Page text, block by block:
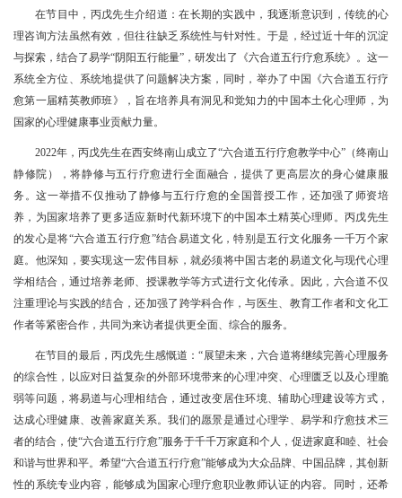
在节目中，丙戊先生介绍道：在长期的实践中，我逐渐意识到，传统的心
理咨询方法虽然有效，但往往缺乏系统性与针对性。于是，经过近十年的沉淀
与探索，结合了易学“阴阳五行能量”，研发出了《六合道五行疗愈系统》。这一
系统全方位、系统地提供了问题解决方案，同时，举办了中国《六合道五行疗
愈第一届精英教师班》，旨在培养具有洞见和觉知力的中国本土化心理师，为
国家的心理健康事业贡献力量。
2022年，丙戊先生在西安终南山成立了“六合道五行疗愈教学中心”（终南山
静修院），将静修与五行疗愈进行全面融合，提供了更高层次的身心健康服
务。这一举措不仅推动了静修与五行疗愈的全国普授工作，还加强了师资培
养，为国家培养了更多适应新时代新环境下的中国本土精英心理师。丙戊先生
的发心是将“六合道五行疗愈”结合易道文化，特别是五行文化服务一千万个家
庭。他深知，要实现这一宏伟目标，就必须将中国古老的易道文化与现代心理
学相结合，通过培养老师、授课教学等方式进行文化传承。因此，六合道不仅
注重理论与实践的结合，还加强了跨学科合作，与医生、教育工作者和文化工
作者等紧密合作，共同为来访者提供更全面、综合的服务。
在节目的最后，丙戊先生感慨道：“展望未来，六合道将继续完善心理服务
的综合性，以应对日益复杂的外部环境带来的心理冲突、心理匮乏以及心理脆
弱等问题，将易道与心理相结合，通过改变居住环境、辅助心理建设等方式，
达成心理健康、改善家庭关系。我们的愿景是通过心理学、易学和疗愈技术三
者的结合，使“六合道五行疗愈”服务于千千万家庭和个人，促进家庭和睦、社会
和谐与世界和平。希望“六合道五行疗愈”能够成为大众品牌、中国品牌，其创新
性的系统专业内容，能够成为国家心理疗愈职业教师认证的内容。同时，还希